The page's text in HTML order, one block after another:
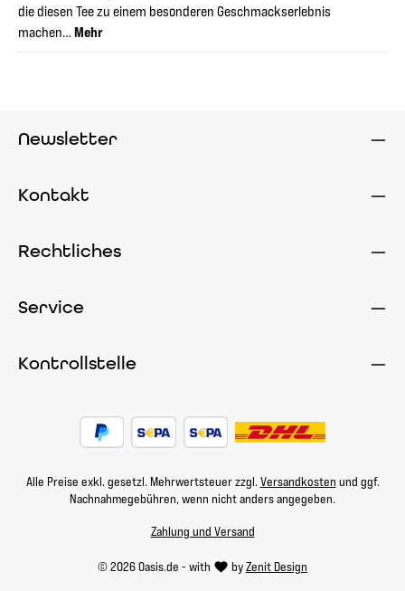
die diesen Tee zu einem besonderen Geschmackserlebnis
machen… Mehr
Newsletter
Kontakt
Rechtliches
Service
Kontrollstelle
Alle Preise exkl. gesetzl. Mehrwertsteuer zzgl. Versandkosten und ggf.
Nachnahmegebühren, wenn nicht anders angegeben.
© 2026 Oasis.de - with byZenit Design
Zahlung und Versand